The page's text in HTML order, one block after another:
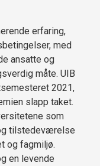
erfaring,
med
ansatte og
måte. UIB
2021,
slapp taket.
som
tilstedeværelse
og fagmiljø.
en levende